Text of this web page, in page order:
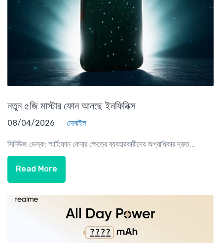
নতুন ৫জি মাস্টার ফোন আনছে ইনফিনিক্স
08/04/2026 মোবাইল
সিনিউজ ডেস্ক: স্মার্টফোন কেনার ক্ষেত্রে ব্যবহারকারীদের অগ্রাধিকার দ্রুত...
Read More